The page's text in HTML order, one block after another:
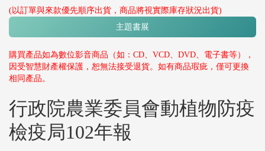
(以訂單與來款優先順序出貨，商品將視實際庫存狀況出貨)
主題書展
購買產品如為數位影音商品（如：CD、VCD、DVD、電子書等），
因受智慧財產權保護，恕無法接受退貨。如有商品瑕疵，僅可更換
相同產品。
行政院農業委員會動植物防疫
檢疫局102年報